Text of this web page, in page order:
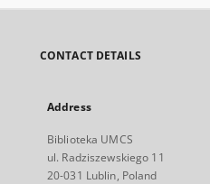
CONTACT DETAILS
Address
Biblioteka UMCS
ul. Radziszewskiego 11
20-031 Lublin, Poland